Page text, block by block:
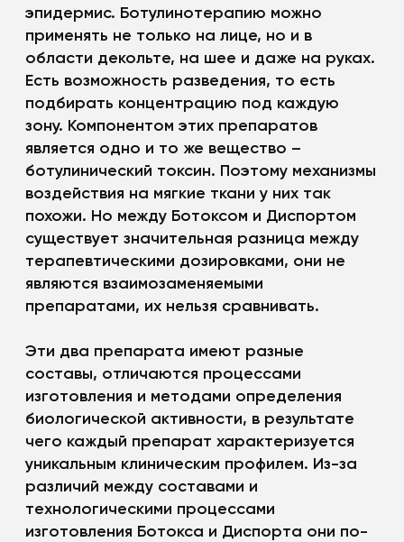
эпидермис. Ботулинотерапию можно
применять не только на лице, но и в
области декольте, на шее и даже на руках.
Есть возможность разведения, то есть
подбирать концентрацию под каждую
зону. Компонентом этих препаратов
является одно и то же вещество –
ботулинический токсин. Поэтому механизмы
воздействия на мягкие ткани у них так
похожи. Но между Ботоксом и Диспортом
существует значительная разница между
терапевтическими дозировками, они не
являются взаимозаменяемыми
препаратами, их нельзя сравнивать.
Эти два препарата имеют разные
составы, отличаются процессами
изготовления и методами определения
биологической активности, в результате
чего каждый препарат характеризуется
уникальным клиническим профилем. Из-за
различий между составами и
технологическими процессами
изготовления Ботокса и Диспорта они по-